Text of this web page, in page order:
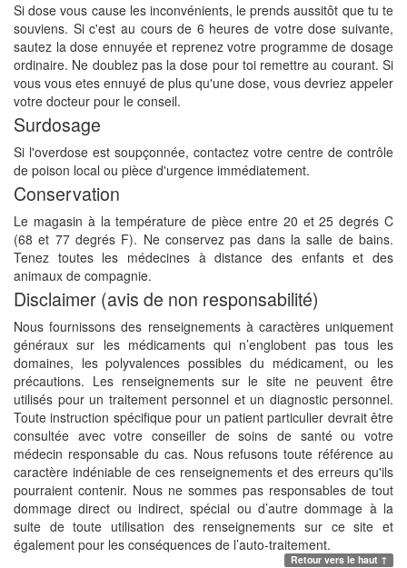
Si dose vous cause les inconvénients, le prends aussitôt que tu te
souviens. Si c'est au cours de 6 heures de votre dose suivante,
sautez la dose ennuyée et reprenez votre programme de dosage
ordinaire. Ne doublez pas la dose pour toi remettre au courant. Si
vous vous etes ennuyé de plus qu'une dose, vous devriez appeler
votre docteur pour le conseil.
Surdosage
Si l'overdose est soupçonnée, contactez votre centre de contrôle
de poison local ou pièce d'urgence immédiatement.
Conservation
Le magasin à la température de pièce entre 20 et 25 degrés C
(68 et 77 degrés F). Ne conservez pas dans la salle de bains.
Tenez toutes les médecines à distance des enfants et des
animaux de compagnie.
Disclaimer (avis de non responsabilité)
Nous fournissons des renseignements à caractères uniquement
généraux sur les médicaments qui n’englobent pas tous les
domaines, les polyvalences possibles du médicament, ou les
précautions. Les renseignements sur le site ne peuvent être
utilisés pour un traitement personnel et un diagnostic personnel.
Toute instruction spécifique pour un patient particulier devrait être
consultée avec votre conseiller de soins de santé ou votre
médecin responsable du cas. Nous refusons toute référence au
caractère indéniable de ces renseignements et des erreurs qu'ils
pourraient contenir. Nous ne sommes pas responsables de tout
dommage direct ou indirect, spécial ou d’autre dommage à la
suite de toute utilisation des renseignements sur ce site et
également pour les conséquences de l’auto-traitement.
Retour vers le haut ↑